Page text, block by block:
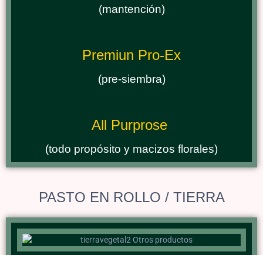
(mantención)
Premiun Pro-Ex
(pre-siembra)
All Purprose
(todo propósito y macizos florales)
PASTO EN ROLLO / TIERRA